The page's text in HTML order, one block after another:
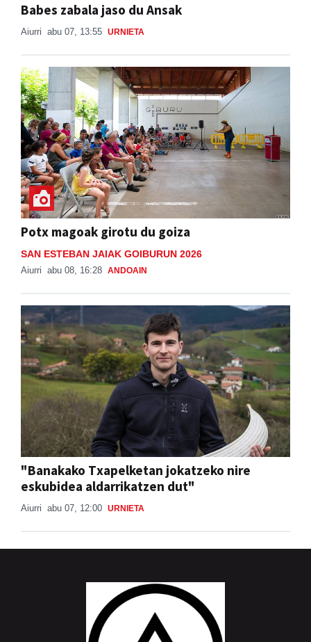
Babes zabala jaso du Ansak
Aiurri abu 07, 13:55 URNIETA
Potx magoak girotu du goiza
SAN ESTEBAN JAIAK GOIBURUN 2026
Aiurri abu 08, 16:28 ANDOAIN
"Banakako Txapelketan jokatzeko nire
eskubidea aldarrikatzen dut"
Aiurri abu 07, 12:00 URNIETA